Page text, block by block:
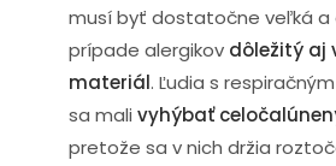
musí byť dostatočne veľká a
prípade alergikov dôležitý aj
materiál. Ľudia s
sa mali vyhýbať
pretože sa v nich držia